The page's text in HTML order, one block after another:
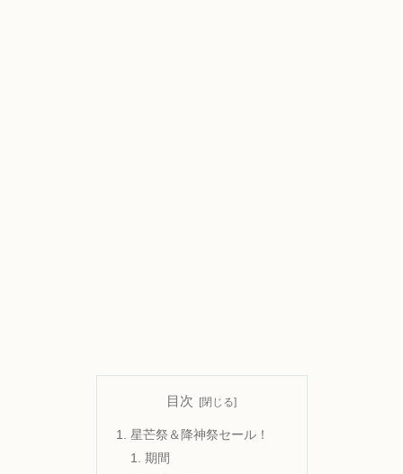
目次
星芒祭＆降神祭セール！
期間